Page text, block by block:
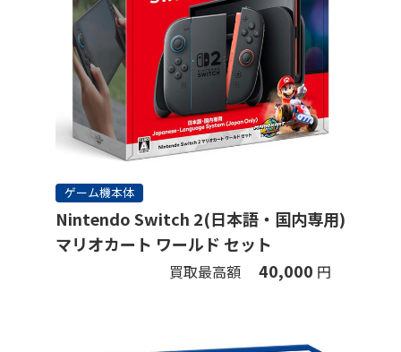
ゲーム機本体
Nintendo Switch 2(日本語・国内専用)
マリオカート ワールド セット
買取最高額 40,000 円